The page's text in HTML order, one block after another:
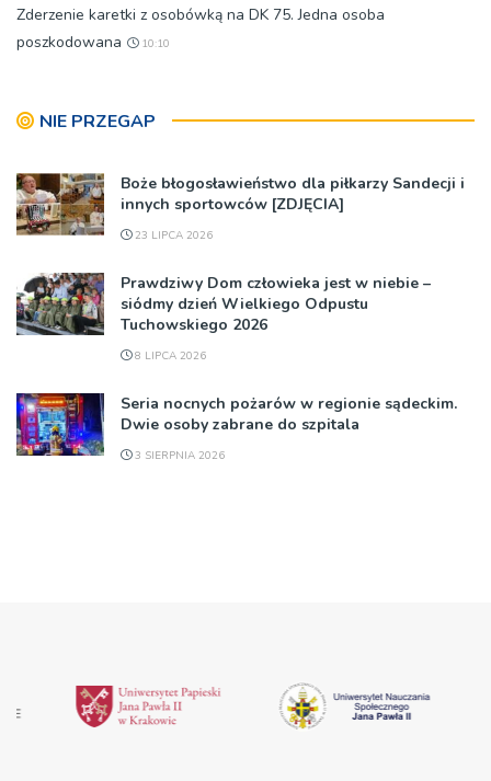
Zderzenie karetki z osobówką na DK 75. Jedna osoba
poszkodowana
10:10
NIE PRZEGAP
Boże błogosławieństwo dla piłkarzy Sandecji i
innych sportowców [ZDJĘCIA]
23 LIPCA 2026
Prawdziwy Dom człowieka jest w niebie –
siódmy dzień Wielkiego Odpustu
Tuchowskiego 2026
8 LIPCA 2026
Seria nocnych pożarów w regionie sądeckim.
Dwie osoby zabrane do szpitala
3 SIERPNIA 2026